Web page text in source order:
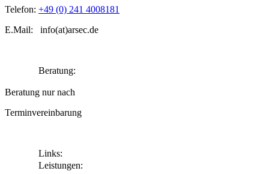
Telefon: +49 (0) 241 4008181
E.Mail: info(at)arsec.de
Beratung:
Beratung nur nach
Terminvereinbarung
Links:
Leistungen: